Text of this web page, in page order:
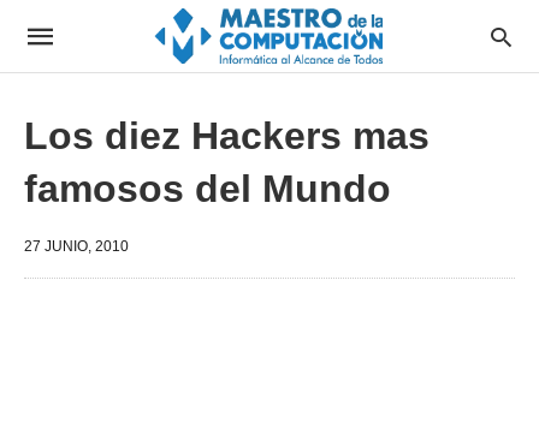
Los diez Hackers mas
famosos del Mundo
27 JUNIO, 2010